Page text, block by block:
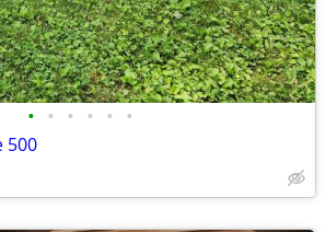
• • • • • •
500